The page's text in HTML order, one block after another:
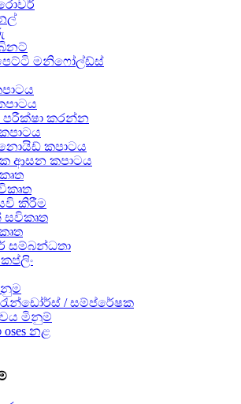
මනිෆෝල්ඩ්ස්
පරීක්ෂා කරන්න
කපාටය
ආසන කපාටය
කිරීම
සවිකෘත
සම්බන්ධතා
/ සම්ප්රේෂක
මිනුම්
නළ